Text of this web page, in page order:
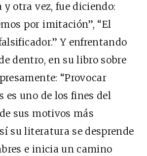
y otra vez, fue diciendo:
por imitación”, “El
Y enfrentando
dentro, en su libro sobre
“Provocar
es uno de los fines del
sus motivos más
su literatura se desprende
e inicia un camino